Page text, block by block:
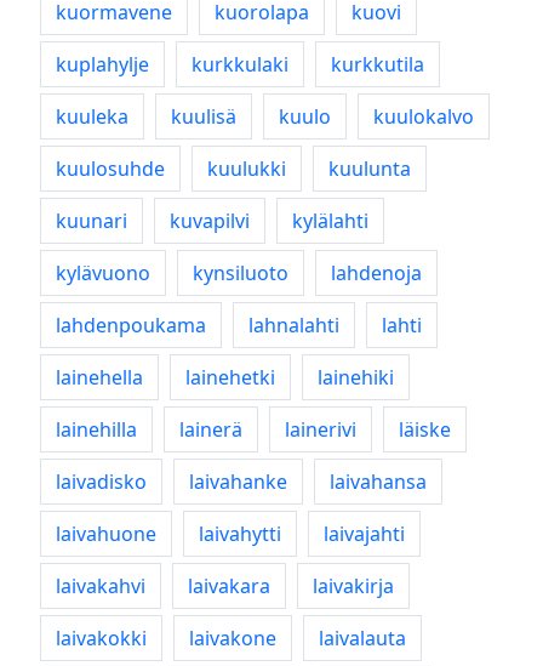
kuormavene
kuorolapa
kuovi
kuplahylje
kurkkulaki
kurkkutila
kuuleka
kuulisä kuulo
kuulokalvo
kuulosuhde
kuulukki
kuulunta
kuunari
kuvapilvi
kylälahti
kylävuono
kynsiluoto
lahdenoja
lahdenpoukama
lahnalahti
lahti
lainehella
lainehetki
lainehiki
lainehilla
lainerä lainerivi
läiske
laivadisko
laivahanke
laivahansa
laivahuone
laivahytti
laivajahti
laivakahvi
laivakara
laivakirja
laivakokki
laivakone
laivalauta